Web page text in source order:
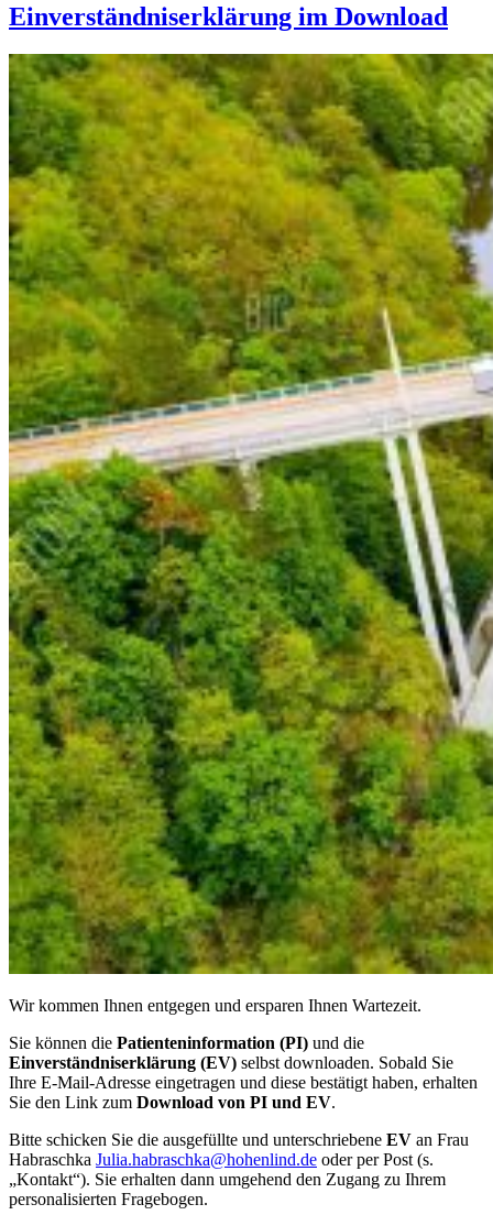
Einverständniserklärung im Download
Wir kommen Ihnen entgegen und ersparen Ihnen Wartezeit.
Sie können die Patienteninformation (PI) und die
Einverständniserklärung (EV) selbst downloaden. Sobald Sie
Ihre E-Mail-Adresse eingetragen und diese bestätigt haben, erhalten
Sie den Link zum Download von PI und EV.
Bitte schicken Sie die ausgefüllte und unterschriebene EV an Frau
Habraschka Julia.habraschka@hohenlind.de oder per Post (s.
„Kontakt“). Sie erhalten dann umgehend den Zugang zu Ihrem
personalisierten Fragebogen.